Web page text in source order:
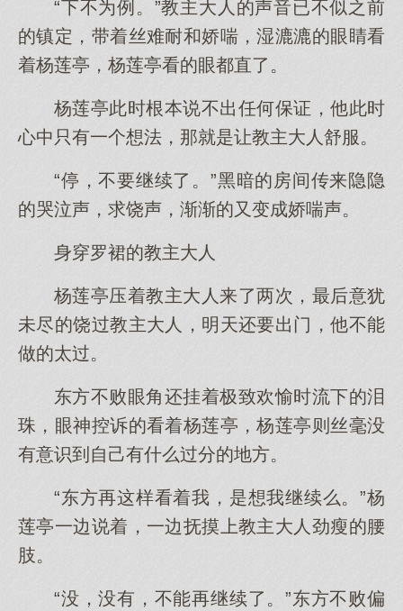
“下不为例。”教主大人的声音已不似之前
的镇定，带着丝难耐和娇喘，湿漉漉的眼睛看
着杨莲亭，杨莲亭看的眼都直了。
杨莲亭此时根本说不出任何保证，他此时
心中只有一个想法，那就是让教主大人舒服。
“停，不要继续了。”黑暗的房间传来隐隐
的哭泣声，求饶声，渐渐的又变成娇喘声。
身穿罗裙的教主大人
杨莲亭压着教主大人来了两次，最后意犹
未尽的饶过教主大人，明天还要出门，他不能
做的太过。
东方不败眼角还挂着极致欢愉时流下的泪
珠，眼神控诉的看着杨莲亭，杨莲亭则丝毫没
有意识到自己有什么过分的地方。
“东方再这样看着我，是想我继续么。”杨
莲亭一边说着，一边抚摸上教主大人劲瘦的腰
肢。
“没，没有，不能再继续了。”东方不败偏